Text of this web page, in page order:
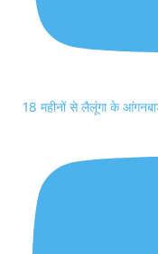
18 महीनों से लैलूंगा के